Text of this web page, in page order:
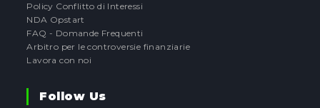
Policy Conflitto di Interessi
NDA Opstart
FAQ - Domande Frequenti
Arbitro per le controversie finanziarie
Lavora con noi
Follow Us